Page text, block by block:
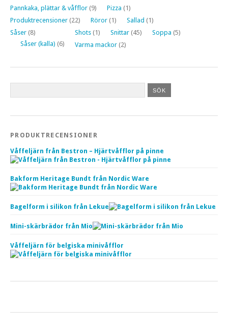
Pannkaka, plättar & våfflor (9) Pizza (1)
Produktrecensioner (22) Röror (1) Sallad (1)
Såser (8)
Såser (kalla) (6)
Shots (1) Snittar (45) Soppa (5)
Varma mackor (2)
PRODUKTRECENSIONER
Våffeljärn från Bestron – Hjärtvåfflor på pinne
Bakform Heritage Bundt från Nordic Ware
Bagelform i silikon från Lekue
Mini-skärbrädor från Mio
Våffeljärn för belgiska minivåfflor